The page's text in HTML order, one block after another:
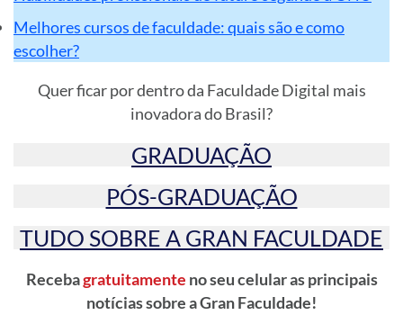
Melhores cursos de faculdade: quais são e como
escolher?
Quer ficar por dentro da Faculdade Digital mais
inovadora do Brasil?
GRADUAÇÃO
PÓS-GRADUAÇÃO
TUDO SOBRE A GRAN FACULDADE
Recebagratuitamente no seu celular as principais
notícias sobre a Gran Faculdade!